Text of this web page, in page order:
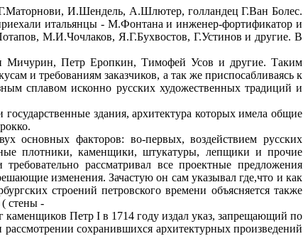
И.Шендель, А.Шлютер, голландец Г.Ван Болес.
итальянцы - М.Фонтана и инженер-фортификатор и
М.И.Чочлаков, Я.Г.Бухвостов, Г.Устинов и другие. В
Мичурин, Петр Еропкин, Тимофей Усов и другие. Таким
и требованиям заказчиков, а так же приспосабливаясь к
сплавом исконно русских художественных традиций и
здания, архитектура которых имела общие
основных факторов: во-первых, воздействием русских
плотники, каменщики, штукатуры, лепщики и прочие
рассматривал все проектные предложения
изменения. Зачастую он сам указывал где,что и как
строений петровского времени объясняется также
( стены -
каменщиков Петр I в 1714 году издал указ, запрещающий по
сохранившихся архитектурных произведений